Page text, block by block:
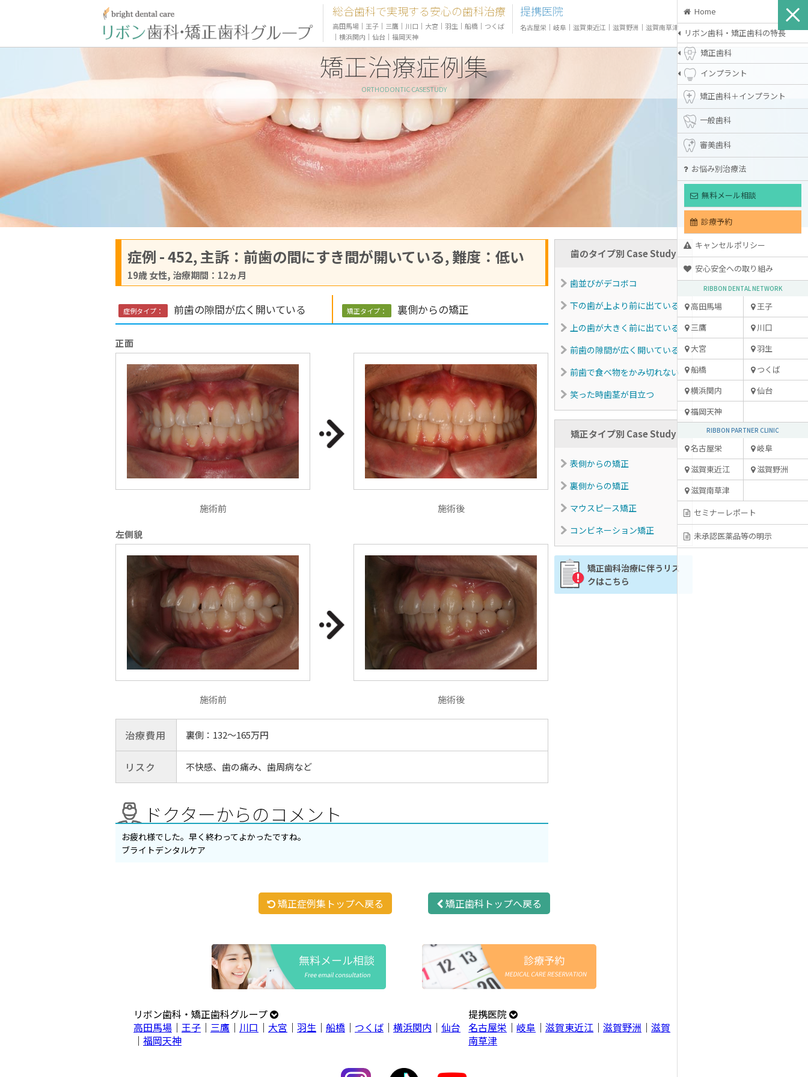
Home
リボン歯科・矯正歯科の特長
矯正歯科
インプラント
矯正歯科＋インプラント
一般歯科
審美歯科
お悩み別治療法
無料メール相談
診療予約
キャンセルポリシー
安心安全への取り組み
RIBBON DENTAL NETWORK
高田馬場
王子
三鷹
川口
大宮
羽生
船橋
つくば
横浜関内
仙台
福岡天神
RIBBON PARTNER CLINIC
名古屋栄
岐阜
滋賀東近江
滋賀野洲
滋賀南草津
セミナーレポート
未承認医薬品等の明示
総合歯科で実現する安心の歯科治療
高田馬場 ｜ 王子 ｜ 三鷹 ｜ 川口 ｜ 大宮 ｜ 羽生 ｜ 船橋 ｜ つくば
｜ 横浜関内 ｜ 仙台 ｜ 福岡天神
提携医院
名古屋栄 ｜ 岐阜 ｜ 滋賀東近江 ｜ 滋賀野洲 ｜ 滋賀南草津
矯正治療症例集
ORTHODONTIC CASESTUDY
症例 - 452, 主訴：前歯の間にすき間が開いている, 難度：低い
19歳 女性, 治療期間：12ヵ月
症例タイプ： 前歯の隙間が広く開いている 矯正タイプ： 裏側からの矯正
正面
施術前 施術後
左側貌
施術前 施術後
治療費用 裏側：132〜165万円
リスク 不快感、歯の痛み、歯周病など
ドクターからのコメント
お疲れ様でした。早く終わってよかったですね。
ブライトデンタルケア
歯のタイプ別 Case Study
歯並びがデコボコ
下の歯が上より前に出ている
上の歯が大きく前に出ている
前歯の隙間が広く開いている
前歯で食べ物をかみ切れない
笑った時歯茎が目立つ
矯正タイプ別 Case Study
表側からの矯正
裏側からの矯正
マウスピース矯正
コンビネーション矯正
矯正歯科治療に伴うリス
クはこちら
矯正症例集トップへ戻る 矯正歯科トップへ戻る
リボン歯科・矯正歯科グループ
高田馬場 ｜ 王子 ｜ 三鷹 ｜ 川口 ｜ 大宮 ｜ 羽生 ｜ 船橋 ｜ つくば ｜ 横浜関内 ｜ 仙台
｜ 福岡天神
提携医院
名古屋栄 ｜岐阜 ｜滋賀東近江 ｜滋賀野洲 ｜滋賀
南草津